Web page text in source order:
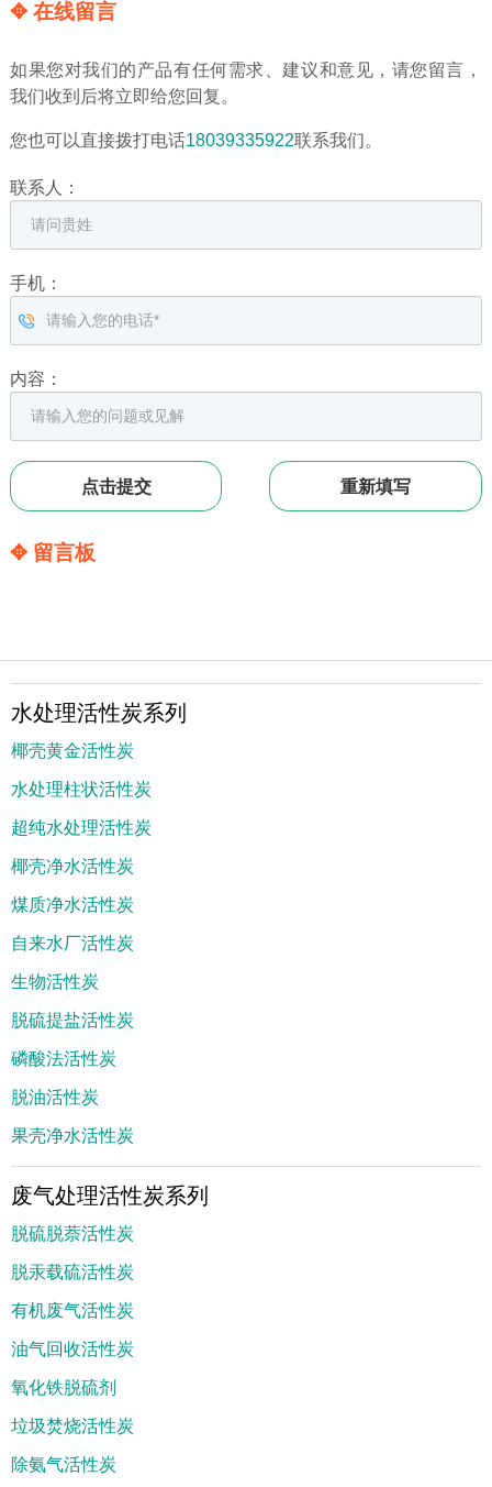
✥ 在线留言
如果您对我们的产品有任何需求、建议和意见，请您留言，
我们收到后将立即给您回复。
您也可以直接拨打电话18039335922联系我们。
联系人：
手机：
内容：
✥ 留言板
水处理活性炭系列
椰壳黄金活性炭
水处理柱状活性炭
超纯水处理活性炭
椰壳净水活性炭
煤质净水活性炭
自来水厂活性炭
生物活性炭
脱硫提盐活性炭
磷酸法活性炭
脱油活性炭
果壳净水活性炭
废气处理活性炭系列
脱硫脱萘活性炭
脱汞载硫活性炭
有机废气活性炭
油气回收活性炭
氧化铁脱硫剂
垃圾焚烧活性炭
除氨气活性炭